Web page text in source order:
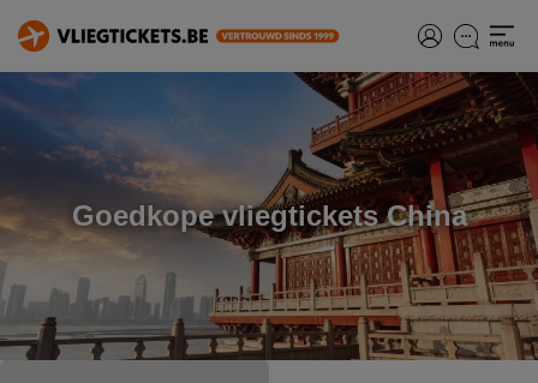
Goedkope vliegtickets China